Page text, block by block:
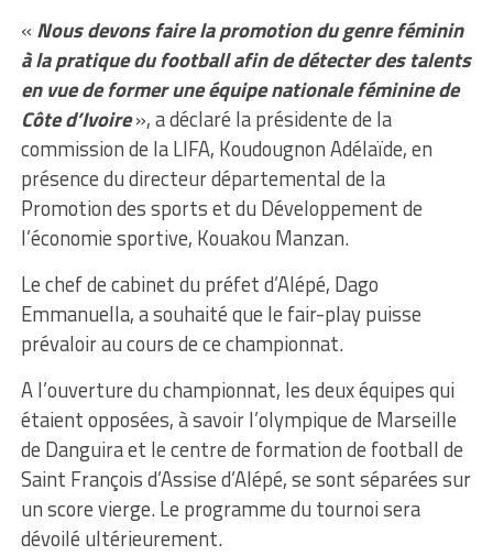
« Nous devons faire la promotion du genre féminin
à la pratique du football afin de détecter des talents
en vue de former une équipe nationale féminine de
Côte d’Ivoire», a déclaré la présidente de la
commission de la LIFA, Koudougnon Adélaïde, en
présence du directeur départemental de la
Promotion des sports et du Développement de
l’économie sportive, Kouakou Manzan.
Le chef de cabinet du préfet d’Alépé, Dago
Emmanuella, a souhaité que le fair-play puisse
prévaloir au cours de ce championnat.
A l’ouverture du championnat, les deux équipes qui
étaient opposées, à savoir l’olympique de Marseille
de Danguira et le centre de formation de football de
Saint François d’Assise d’Alépé, se sont séparées sur
un score vierge. Le programme du tournoi sera
dévoilé ultérieurement.